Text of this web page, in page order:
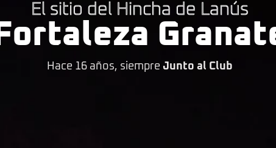
El sitio del Hincha de Lanús
Fortaleza
Hace 16 años, siempre Junto al Club